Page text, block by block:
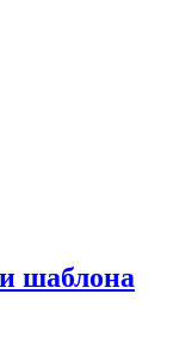
шаблона